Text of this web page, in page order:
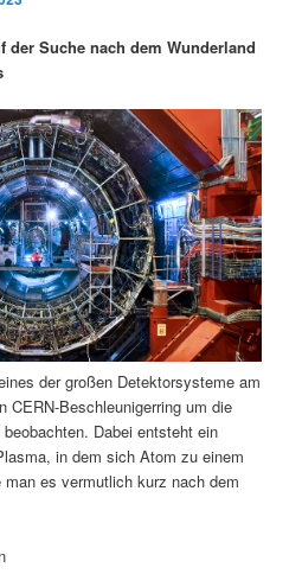
der Suche nach dem Wunderland
der großen Detektorsysteme am
CERN-Beschleunigerring um die
Dabei entsteht ein
in dem sich Atom zu einem
man es vermutlich kurz nach dem